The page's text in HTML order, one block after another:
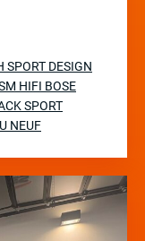
DESIGN
HIFI BOSE
SPORT
NEUF